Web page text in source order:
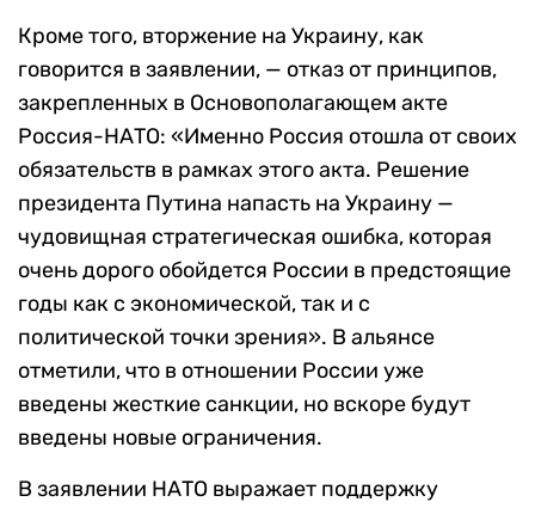
Кроме того, вторжение на Украину, как
говорится в заявлении, — отказ от принципов,
закрепленных в Основополагающем акте
Россия-НАТО: «Именно Россия отошла от своих
обязательств в рамках этого акта. Решение
президента Путина напасть на Украину —
чудовищная стратегическая ошибка, которая
очень дорого обойдется России в предстоящие
годы как с экономической, так и с
политической точки зрения». В альянсе
отметили, что в отношении России уже
введены жесткие санкции, но вскоре будут
введены новые ограничения.
В заявлении НАТО выражает поддержку